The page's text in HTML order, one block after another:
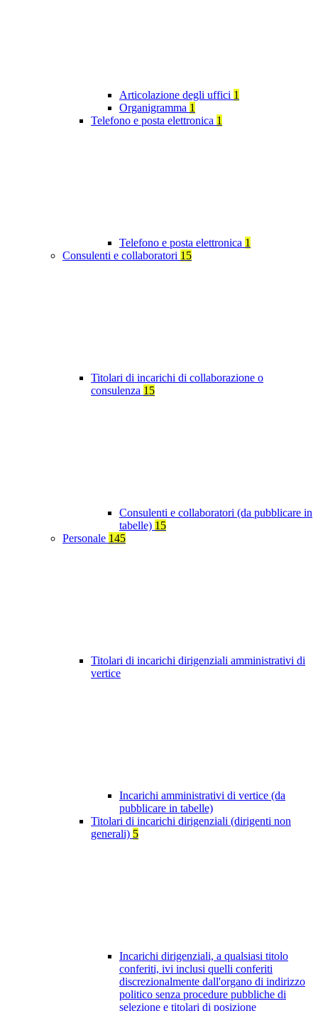
Articolazione degli uffici 1
Organigramma 1
Telefono e posta elettronica 1
Telefono e posta elettronica 1
Consulenti e collaboratori 15
Titolari di incarichi di collaborazione o
consulenza 15
Consulenti e collaboratori (da pubblicare in
tabelle) 15
Personale 145
Titolari di incarichi dirigenziali amministrativi di
vertice
Incarichi amministrativi di vertice (da
pubblicare in tabelle)
Titolari di incarichi dirigenziali (dirigenti non
generali) 5
Incarichi dirigenziali, a qualsiasi titolo
conferiti, ivi inclusi quelli conferiti
discrezionalmente dall'organo di indirizzo
politico senza procedure pubbliche di
selezione e titolari di posizione